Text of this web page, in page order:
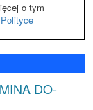
o tym
Polityce
DO-